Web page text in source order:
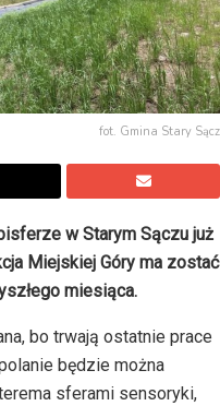
fot. Gmina Stary Sącz
w Starym Sączu już
Miejskiej Góry ma zostać
miesiąca.
bo trwają ostatnie prace
będzie można
sferami sensoryki,